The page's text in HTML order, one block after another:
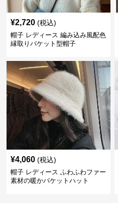
¥2,720 (税込)
帽子 レディース 編み込み風配色
縁取りバケット型帽子
¥4,060 (税込)
帽子 レディース ふわふわファー
素材の暖かバケットハット